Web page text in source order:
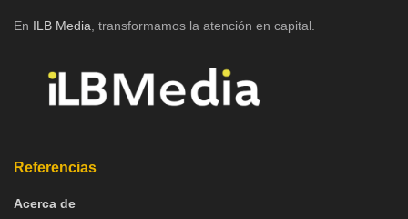
En ILB Media , transformamos la atención en capital.
Referencias
Acerca de